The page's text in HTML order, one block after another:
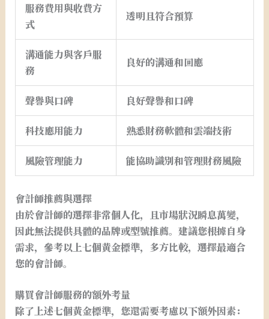
服務費用與收費方
式
透明且符合預算
溝通能力與客戶服
務
良好的溝通和回應
聲譽與口碑 良好聲譽和口碑
科技應用能力 熟悉財務軟體和雲端技術
風險管理能力 能協助識別和管理財務風險
會計師推薦與選擇
由於會計師的選擇非常個人化，且市場狀況瞬息萬變，
因此無法提供具體的品牌或型號推薦。建議您根據自身
需求，參考以上七個黃金標準，多方比較，選擇最適合
您的會計師。
購買會計師服務的額外考量
除了上述七個黃金標準，您還需要考慮以下額外因素：